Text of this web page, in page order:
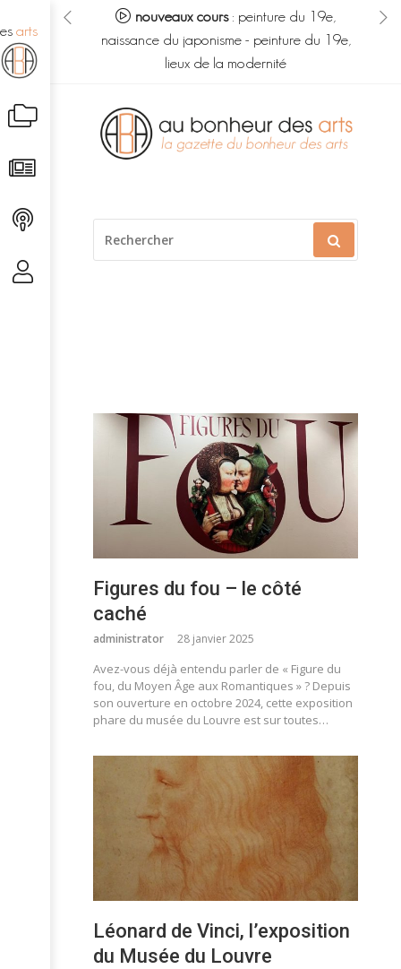
des arts :
savoir
nouveaux cours: peinture du 19e,
naissance du japonisme- peinture du 19e,
lieux de la modernité
arts
au
contenu
POUR
:
Figures du fou – le côté
caché
administrator 28 janvier 2025
Avez-vous déjà entendu parler de « Figure du
fou, du Moyen Âge aux Romantiques » ? Depuis
son ouverture en octobre 2024, cette exposition
phare du musée du Louvre est sur toutes…
Léonard de Vinci, l’exposition
du Musée du Louvre